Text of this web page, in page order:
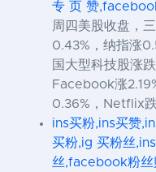
专 页 赞
周四美股收盘，
0.43%，纳指涨
国大型科技股涨
Facebook涨
0.36%，Netflix
ins买粉,ins买赞
买粉,ig 买粉丝
丝,facebook粉